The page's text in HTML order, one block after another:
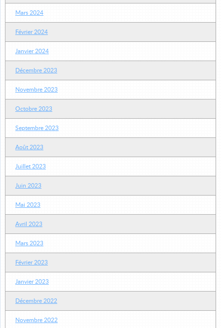
Mars 2024
Février 2024
Janvier 2024
Décembre 2023
Novembre 2023
Octobre 2023
Septembre 2023
Août 2023
Juillet 2023
Juin 2023
Mai 2023
Avril 2023
Mars 2023
Février 2023
Janvier 2023
Décembre 2022
Novembre 2022